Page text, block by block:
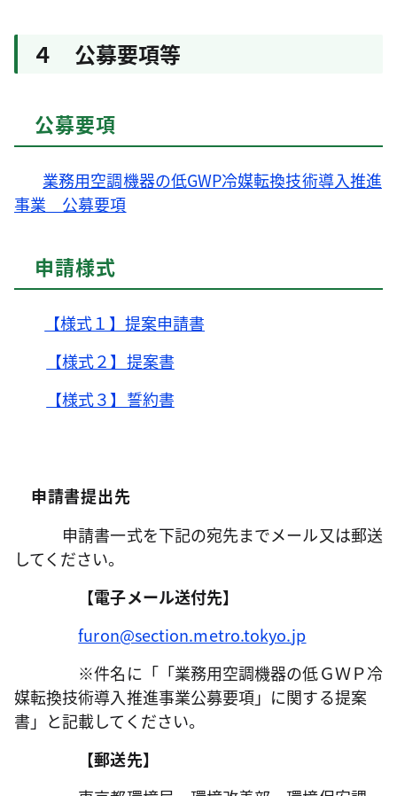
４ 公募要項等
公募要項
業務用空調機器の低GWP冷媒転換技術導入推進
事業 公募要項
申請様式
【様式１】提案申請書
【様式２】提案書
【様式３】誓約書
申請書提出先
申請書一式を下記の宛先までメール又は郵送
してください。
【電子メール送付先】
furon@section.metro.tokyo.jp
※件名に「「業務用空調機器の低ＧＷＰ冷
媒転換技術導入推進事業公募要項」に関する提案
書」と記載してください。
【郵送先】